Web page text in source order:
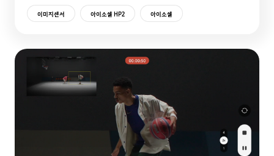
이미지센서 아이소셀 HP2 아이소셀